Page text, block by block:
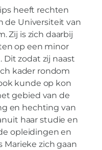
heeft rechten
de Universiteit van
Zij is zich daarbij
op een minor
Dit zodat zij naast
kader rondom
kunde op kon
gebied van de
en hechting van
haar studie en
opleidingen en
Marieke zich gaan